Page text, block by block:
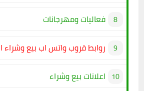
فعاليات ومهرجانات
روابط قروب واتس اب بيع وشراء
اعلانات بيع وشراء